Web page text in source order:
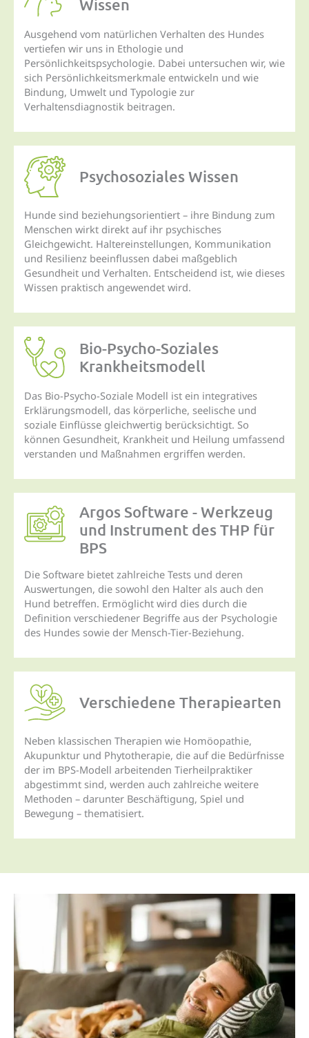
Wissen
Ausgehend vom natürlichen Verhalten des Hundes
vertiefen wir uns in Ethologie und
Persönlichkeitspsychologie. Dabei untersuchen wir, wie
sich Persönlichkeitsmerkmale entwickeln und wie
Bindung, Umwelt und Typologie zur
Verhaltensdiagnostik beitragen.
Psychosoziales Wissen
Hunde sind beziehungsorientiert – ihre Bindung zum
Menschen wirkt direkt auf ihr psychisches
Gleichgewicht. Haltereinstellungen, Kommunikation
und Resilienz beeinflussen dabei maßgeblich
Gesundheit und Verhalten. Entscheidend ist, wie dieses
Wissen praktisch angewendet wird.
Bio-Psycho-Soziales
Krankheits­modell
Das Bio-Psycho-Soziale Modell ist ein integratives
Erklärungsmodell, das körperliche, seelische und
soziale Einflüsse gleichwertig berücksichtigt. So
können Gesundheit, Krankheit und Heilung umfassend
verstanden und Maßnahmen ergriffen werden.
Argos Software - Werkzeug
und Instrument des THP für
BPS
Die Software bietet zahlreiche Tests und deren
Auswertungen, die sowohl den Halter als auch den
Hund betreffen. Ermöglicht wird dies durch die
Definition verschiedener Begriffe aus der Psychologie
des Hundes sowie der Mensch-Tier-Beziehung.
Verschiedene Therapiearten
Neben klassischen Therapien wie Homöopathie,
Akupunktur und Phytotherapie, die auf die Bedürfnisse
der im BPS-Modell arbeitenden Tierheilpraktiker
abgestimmt sind, werden auch zahlreiche weitere
Methoden – darunter Beschäftigung, Spiel und
Bewegung – thematisiert.